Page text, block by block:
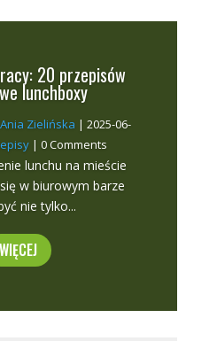
20 przepisów
lunchboxy
Ania Zielińska |2025-06-
| 0 Comments
lunchu na mieście
w biurowym barze
nie tylko...
WIĘCEJ